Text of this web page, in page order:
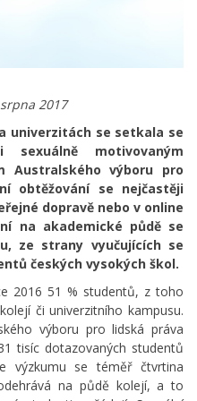
2017
univerzitách se setkala se
sexuálně motivovaným
Australského výboru pro
obtěžování se nejčastěji
dopravě nebo v online
na akademické půdě se
ze strany vyučujících se
českých vysokých škol.
2016 51 % studentů, z toho
či univerzitního kampusu.
výboru pro lidská práva
tisíc dotazovaných studentů
výzkumu se téměř čtvrtina
na půdě kolejí, a to